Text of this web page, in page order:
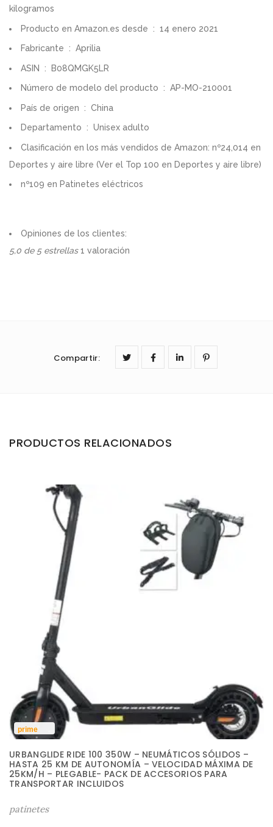
kilogramos
Producto en Amazon.es desde ‏ : ‎ 14 enero 2021
Fabricante ‏ : ‎ Aprilia
ASIN ‏ : ‎ B08QMGK5LR
Número de modelo del producto ‏ : ‎ AP-MO-210001
País de origen ‏ : ‎ China
Departamento ‏ : ‎ Unisex adulto
Clasificación en los más vendidos de Amazon: nº24,014 en
Deportes y aire libre (Ver el Top 100 en Deportes y aire libre)
nº109 en Patinetes eléctricos
Opiniones de los clientes:
5,0 de 5 estrellas 1 valoración
Compartir:
PRODUCTOS RELACIONADOS
prime
URBANGLIDE RIDE 100 350W – NEUMÁTICOS SÓLIDOS –
HASTA 25 KM DE AUTONOMÍA – VELOCIDAD MÁXIMA DE
25KM/H – PLEGABLE- PACK DE ACCESORIOS PARA
TRANSPORTAR INCLUIDOS
patinetes